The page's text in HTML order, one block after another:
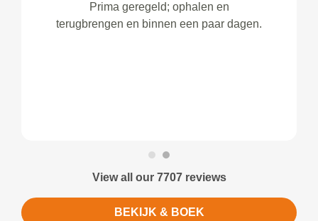
Prima geregeld; ophalen en
terugbrengen en binnen een paar dagen.
View all our 7707 reviews
BEKIJK & BOEK